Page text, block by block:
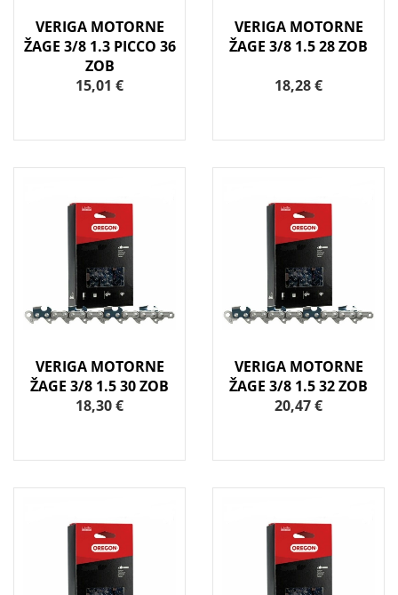
VERIGA MOTORNE
ŽAGE 3/8 1.3 PICCO 36
ZOB
15,01 €
VERIGA MOTORNE
ŽAGE 3/8 1.5 28 ZOB
18,28 €
VERIGA MOTORNE
ŽAGE 3/8 1.5 30 ZOB
18,30 €
VERIGA MOTORNE
ŽAGE 3/8 1.5 32 ZOB
20,47 €